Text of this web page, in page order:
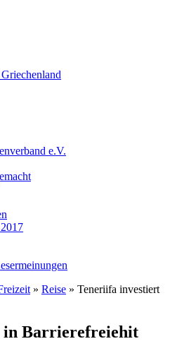
e.V.
» Reise » Teneriifa investiert
in Barrierefreiehit